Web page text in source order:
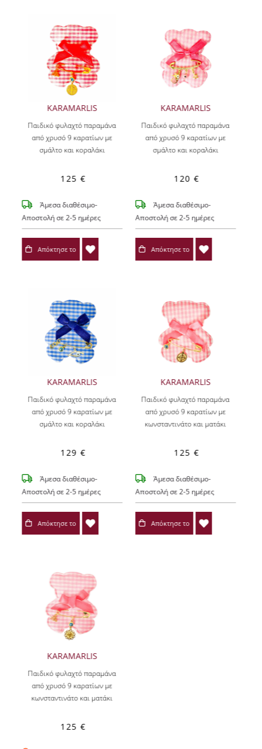
KARAMARLIS
Παιδικό φυλαχτό παραμάνα
από χρυσό 9 καρατίων με
σμάλτο και κοραλάκι
125 €
Άμεσα διαθέσιμο-
Αποστολή σε 2-5 ημέρες
Απόκτησε το
KARAMARLIS
Παιδικό φυλαχτό παραμάνα
από χρυσό 9 καρατίων με
σμάλτο και κοραλάκι
120 €
Άμεσα διαθέσιμο-
Αποστολή σε 2-5 ημέρες
Απόκτησε το
KARAMARLIS
Παιδικό φυλαχτό παραμάνα
από χρυσό 9 καρατίων με
σμάλτο και κοραλάκι
129 €
Άμεσα διαθέσιμο-
Αποστολή σε 2-5 ημέρες
Απόκτησε το
KARAMARLIS
Παιδικό φυλαχτό παραμάνα
από χρυσό 9 καρατίων με
κωνσταντινάτο και ματάκι
125 €
Άμεσα διαθέσιμο-
Αποστολή σε 2-5 ημέρες
Απόκτησε το
KARAMARLIS
Παιδικό φυλαχτό παραμάνα
από χρυσό 9 καρατίων με
κωνσταντινάτο και ματάκι
125 €